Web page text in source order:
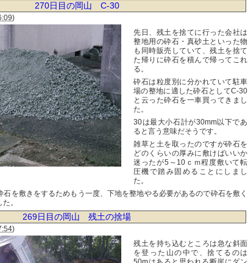
270日目の岡山 C-30
)
先日、残土を捨てに行った会社は
整地用の砕石・真砂土といった物
も同時販売していて、残土を捨て
た帰りに砕石を積んで帰ってこれ
る。
砕石は粒度別に分かれていて駐車
場の整地に適した砕石としてC-30
と云った砕石を一車買ってきまし
た。
30は最大小石計が30mm以下であ
ると言う意味だそうです。
雑草と土を取ったのですが砕石を
どのくらいの厚みに敷けばいいか
迷ったが5～10ｃｍ程度敷いて転
圧機で踏み固めることにしまし
た。
を敷きをするためもう一度、下地を整地やる必要があるので砕石を敷く
。
269日目の岡山 残土の捨場
)
残土を持ち込むところは急な斜面
を登った山の中で、捨てるのは